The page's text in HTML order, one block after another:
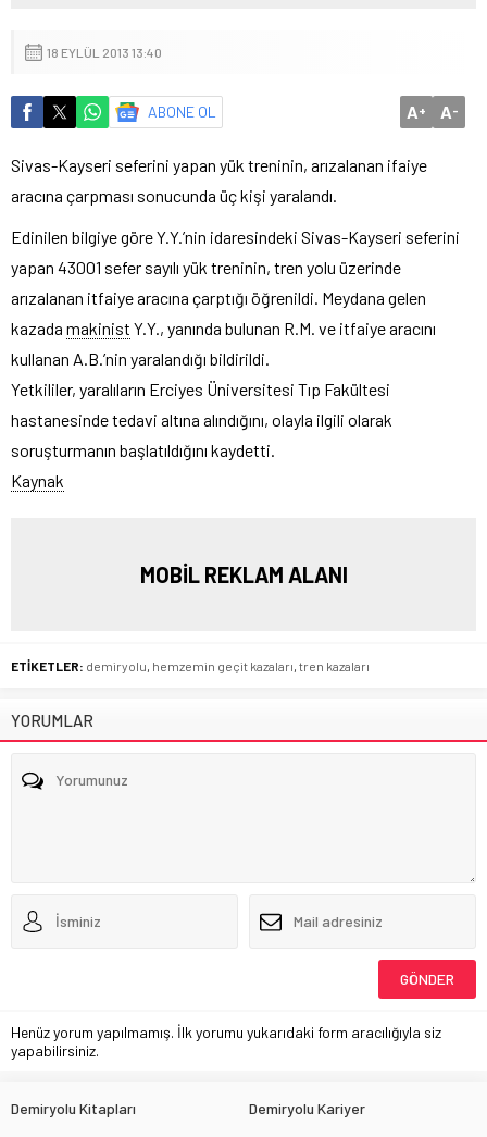
18 EYLÜL 2013 13:40
ABONE OL A+ A-
Sivas-Kayseri seferini yapan yük treninin, arızalanan ifaiye
aracına çarpması sonucunda üç kişi yaralandı.
Edinilen bilgiye göre Y.Y.’nin idaresindeki Sivas-Kayseri seferini
yapan 43001 sefer sayılı yük treninin, tren yolu üzerinde
arızalanan itfaiye aracına çarptığı öğrenildi. Meydana gelen
kazada makinist Y.Y., yanında bulunan R.M. ve itfaiye aracını
kullanan A.B.’nin yaralandığı bildirildi.
Yetkililer, yaralıların Erciyes Üniversitesi Tıp Fakültesi
hastanesinde tedavi altına alındığını, olayla ilgili olarak
soruşturmanın başlatıldığını kaydetti.
Kaynak
MOBİL REKLAM ALANI
ETİKETLER: demiryolu hemzemin geçit kazaları tren kazaları
YORUMLAR
Henüz yorum yapılmamış. İlk yorumu yukarıdaki form aracılığıyla siz
yapabilirsiniz.
Demiryolu Kitapları Demiryolu Kariyer